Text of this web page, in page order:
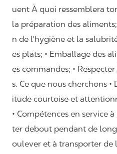
uent À quoi ressemblera
la préparation des
n de l'hygiène et la
es plats; • Emballage des
es commandes; •
s. Ce que nous cherchons •
itude courtoise et
• Compétences en service
ter debout pendant de
oulever et à transporter de